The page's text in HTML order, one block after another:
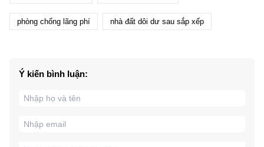
phòng chống lãng phí nhà đất dôi dư sau sắp xếp
Ý kiến bình luận: